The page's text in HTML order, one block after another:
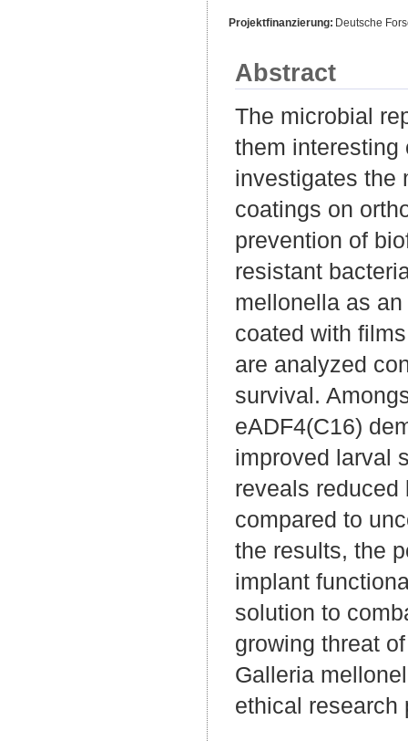
Projektfinanzierung: Deutsche
Abstract
The microbial
them interesting
investigates the
coatings on
prevention of
resistant
mellonella as
coated with
are analyzed
survival.
eADF4(C16)
improved larval
reveals reduced
compared to
the results, the
implant
solution to
growing threat
Galleria
ethical research